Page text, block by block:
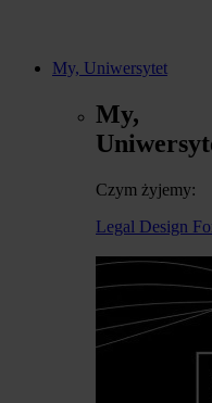
My, Uniwersytet
My,
Czym żyjemy:
Legal Design